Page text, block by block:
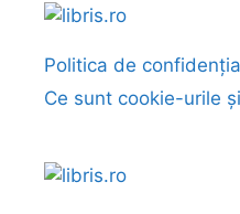
Politica de
Ce sunt cookie-urile